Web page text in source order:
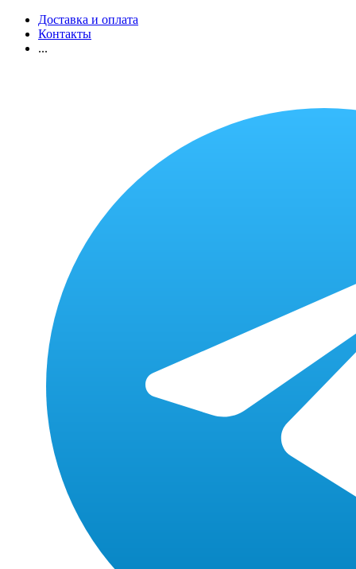
Доставка и оплата
Контакты
...